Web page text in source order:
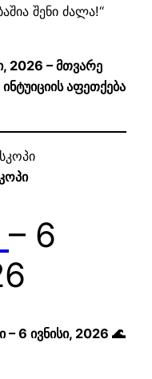
შენი ძალა!“
2026 – მთვარე
აფეთქება
– 6
6 ივნისი, 2026 🌊